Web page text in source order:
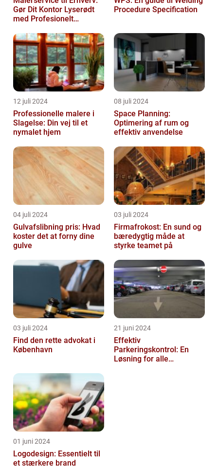
Gør Dit Kontor Lyserødt
med Profesionelt
Procedure Specification
12 juli 2024
Professionelle malere i
Slagelse: Din vej til et
nymalet hjem
08 juli 2024
Space Planning:
Optimering af rum og
effektiv anvendelse
04 juli 2024
Gulvafslibning pris: Hvad
koster det at forny dine
gulve
03 juli 2024
Firmafrokost: En sund og
bæredygtig måde at
styrke teamet på
03 juli 2024
Find den rette advokat i
København
21 juni 2024
Effektiv
Parkeringskontrol: En
Løsning for alle
01 juni 2024
Logodesign: Essentielt til
et stærkere brand